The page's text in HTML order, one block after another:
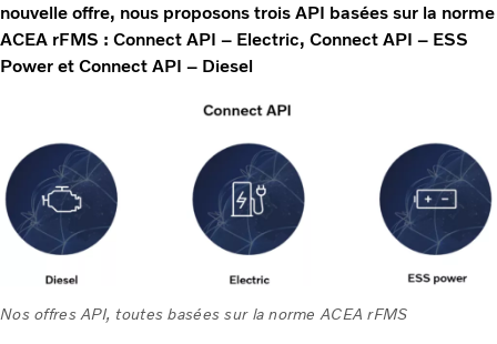
nouvelle offre, nous proposons trois API basées sur la norme
ACEA rFMS : Connect API – Electric, Connect API – ESS
Power et Connect API – Diesel
Nos offres API, toutes basées sur la norme ACEA rFMS